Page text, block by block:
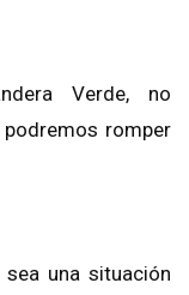
Verde, no
romper
una situación